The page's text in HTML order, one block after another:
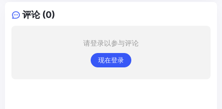
评论 (0)
请登录以参与评论
现在登录